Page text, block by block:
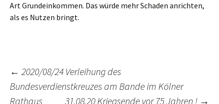
Art Grundeinkommen. Das würde mehr Schaden anrichten,
als es Nutzen bringt.
Beitrags-
← 2020/08/24 Verleihung des
Bundesverdienstkreuzes am Bande im Kölner
Rathaus
31.08.20 Kriegsende vor 75 Jahren ! →